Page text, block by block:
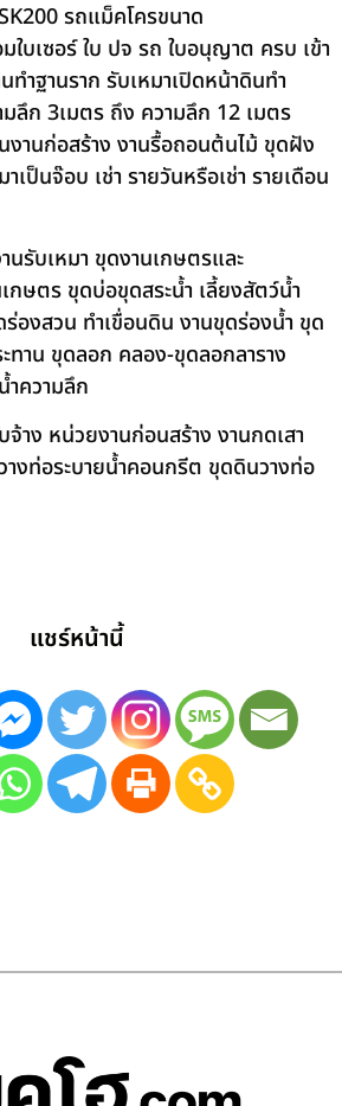
รถแม็คโครขนาด
บเซอร์ ใบ ปจ รถ ใบอนุญาต ครบ เข้า
ำฐานราก รับเหมาเปิดหน้าดินทำ
มลึก 3เมตร ถึง ความลึก 12 เมตร
านก่อสร้าง งานรื้อถอนต้นไม้ ขุดฝัง
ป็นจ๊อบ เช่า รายวันหรือเช่า รายเดือน
นรับเหมา ขุดงานเกษตรและ
กษตร ขุดบ่อขุดสระน้ำ เลี้ยงสัตว์น้ำ
องสวน ทำเขื่อนดิน งานขุดร่องน้ำ ขุด
ทาน ขุดลอก คลอง-ขุดลอกลาราง
ำความลึก
าง หน่วยงานก่อนสร้าง งานกดเสา
งท่อระบายน้ำคอนกรีต ขุดดินวางท่อ
แชร์หน้านี้